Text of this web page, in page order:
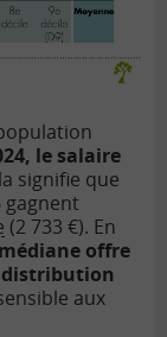
le salaire
signifie que
gagnent
(2 733 €). En
offre
distribution
aux